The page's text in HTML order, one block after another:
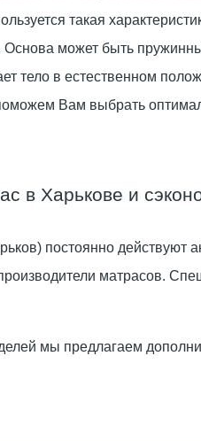
такая
может быть
тело в естественном
Вам выбрать
в Харькове и
постоянно действуют
матрасов.
мы предлагаем